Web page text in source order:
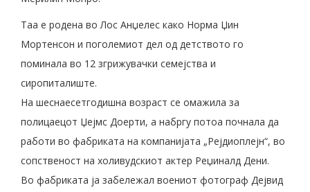
Таа е родена во Лос Анџелес како Норма Џин
Мортенсон и поголемиот дел од детството го
поминала во 12 згрижувачки семејства и
сиропиталиште.
На шеснаесетгодишна возраст се омажила за
полицаецот Џејмс Доерти, а набргу потоа почнала да
работи во фабриката на компанијата „Рејдиоплејн“, во
сопственост на холивудскиот актер Реџиналд Дени.
Во фабриката ја забележал воениот фотограф Дејвид